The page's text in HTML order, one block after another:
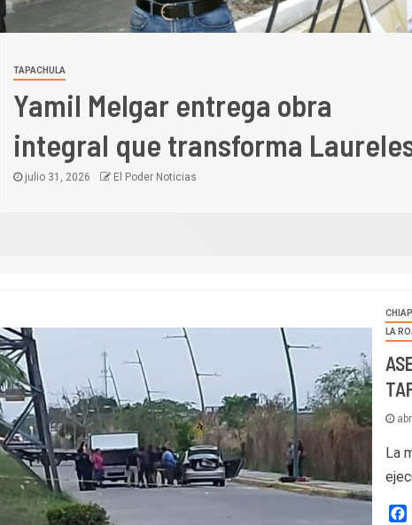
TAPACHULA
Yamil Melgar entrega obra
integral que transforma
julio 31, 2026 El Poder Noticias
LA
La